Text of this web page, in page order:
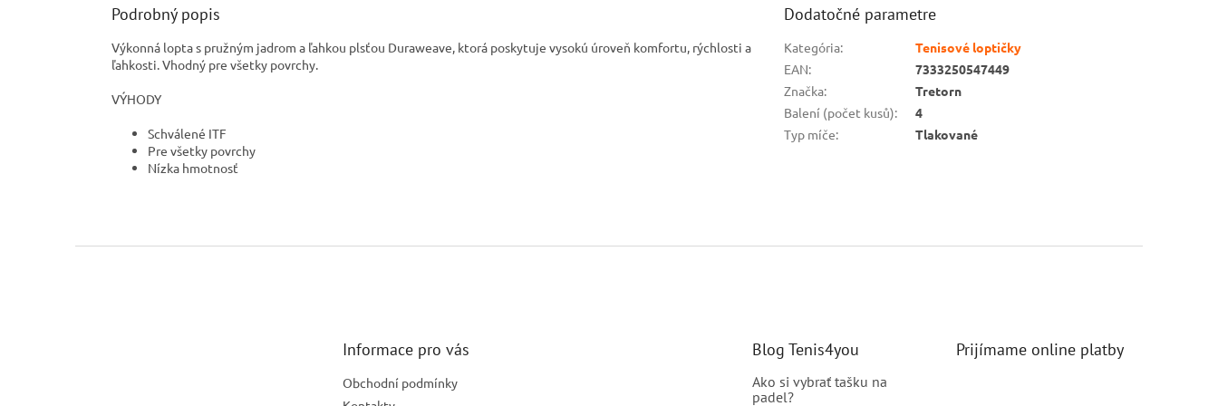
Podrobný popis
Výkonná lopta s pružným jadrom a ľahkou plsťou Duraweave, ktorá poskytuje vysokú úroveň komfortu, rýchlosti a
ľahkosti. Vhodný pre všetky povrchy.
VÝHODY
Schválené ITF
Pre všetky povrchy
Nízka hmotnosť
Dodatočné parametre
Kategória:
Tenisové loptičky
EAN:
7333250547449
Značka:
Tretorn
Balení (počet kusů):
4
Typ míče: Tlakované
Informace pro vás
Obchodní podmínky
Blog Tenis4you
Ako si vybrať tašku na
padel?
Prijímame online platby